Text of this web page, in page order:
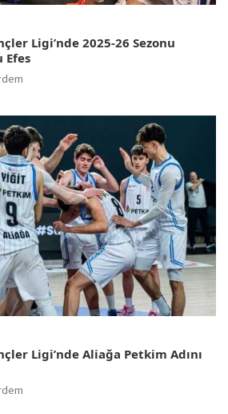
Ligi’nde 2025-26 Sezonu
Efes
Ligi’nde Aliağa Petkim Adını